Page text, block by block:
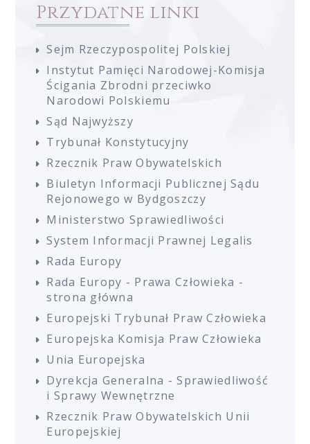
Przydatne linki
Sejm Rzeczypospolitej Polskiej
Instytut Pamięci Narodowej-Komisja
Ścigania Zbrodni przeciwko
Narodowi Polskiemu
Sąd Najwyższy
Trybunał Konstytucyjny
Rzecznik Praw Obywatelskich
Biuletyn Informacji Publicznej Sądu
Rejonowego w Bydgoszczy
Ministerstwo Sprawiedliwości
System Informacji Prawnej Legalis
Rada Europy
Rada Europy - Prawa Człowieka -
strona główna
Europejski Trybunał Praw Człowieka
Europejska Komisja Praw Człowieka
Unia Europejska
Dyrekcja Generalna - Sprawiedliwość
i Sprawy Wewnętrzne
Rzecznik Praw Obywatelskich Unii
Europejskiej